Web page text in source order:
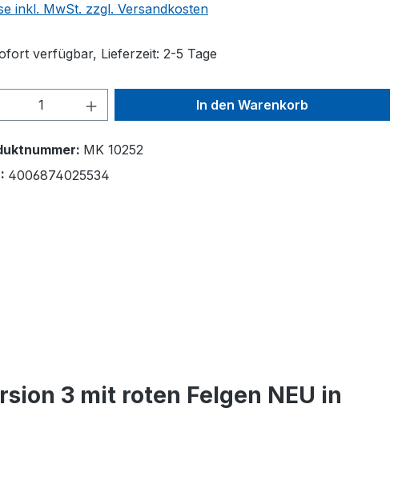
inkl. MwSt. zzgl. Versandkosten
verfügbar, Lieferzeit: 2-5 Tage
Anzahl: Gib den gewünschten Wert
In den Warenkorb
MK 10252
4006874025534
3 mit roten Felgen NEU in